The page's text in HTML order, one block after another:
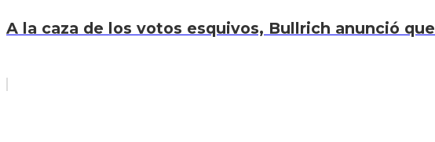
A la caza de los votos esquivos, Bullrich anunció